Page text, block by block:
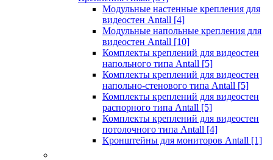
Модульные настенные крепления для
видеостен Antall [4]
Модульные напольные крепления для
видеостен Antall [10]
Комплекты креплений для видеостен
напольного типа Antall [5]
Комплекты креплений для видеостен
напольно-стенового типа Antall [5]
Комплекты креплений для видеостен
распорного типа Antall [5]
Комплекты креплений для видеостен
потолочного типа Antall [4]
Кронштейны для мониторов Antall [1]